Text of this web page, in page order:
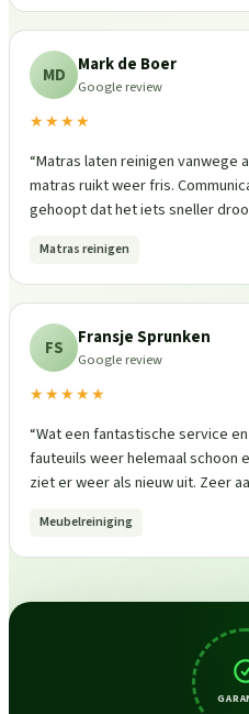
MD Mark de Boer
Google review
★★★★
“Matras laten reinigen vanwege
matras ruikt weer fris.
gehoopt dat het iets sneller
Matras reinigen
FS Fransje Sprunken
Google review
★★★★★
“Wat een fantastische service
fauteuils weer helemaal schoon
ziet er weer als nieuw uit. Zeer
Meubelreiniging